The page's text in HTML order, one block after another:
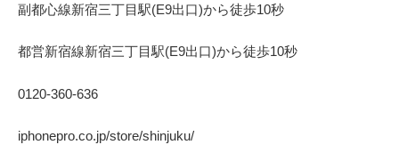
副都心線新宿三丁目駅(E9出口)から徒歩10秒
都営新宿線新宿三丁目駅(E9出口)から徒歩10秒
0120-360-636
iphonepro.co.jp/store/shinjuku/